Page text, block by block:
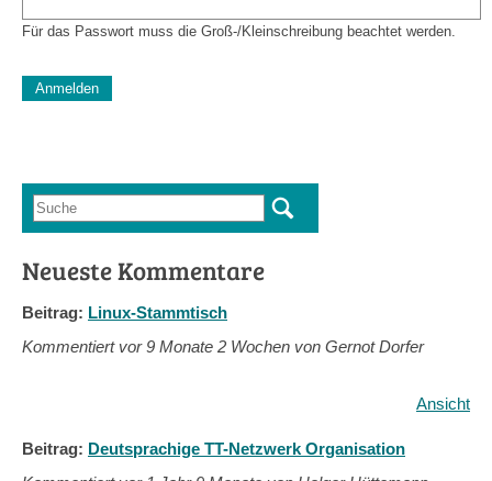
Für das Passwort muss die Groß-/Kleinschreibung beachtet werden.
Diese Sicherheitsfrage überprüft, ob Sie ein menschlicher
Suchformular
Suche
Neueste Kommentare
Beitrag: Linux-Stammtisch
Kommentiert vor9 Monate 2 Wochen von Gernot Dorfer
Ansicht
Beitrag: Deutsprachige TT-Netzwerk Organisation